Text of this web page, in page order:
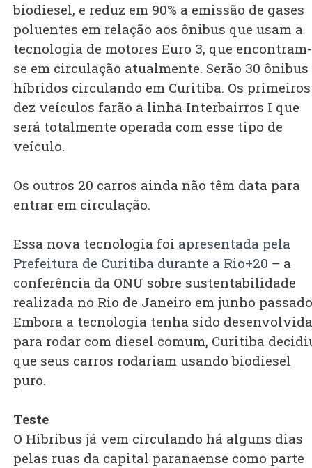
biodiesel, e reduz em 90% a emissão de gases
poluentes em relação aos ônibus que usam a
tecnologia de motores Euro 3, que encontram-
se em circulação atualmente. Serão 30 ônibus
híbridos circulando em Curitiba. Os primeiros
dez veículos farão a linha Interbairros I que
será totalmente operada com esse tipo de
veículo.
Os outros 20 carros ainda não têm data para
entrar em circulação.
Essa nova tecnologia foi apresentada pela
Prefeitura de Curitiba durante a Rio+20 – a
conferência da ONU sobre sustentabilidade
realizada no Rio de Janeiro em junho
Embora a tecnologia tenha sido desenvolvida
para rodar com diesel comum, Curitiba
que seus carros rodariam usando biodiesel
puro.
Teste
O Hibribus já vem circulando há alguns dias
pelas ruas da capital paranaense como parte